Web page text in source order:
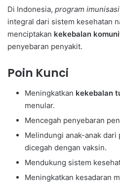
Di Indonesia, program imunisasi
integral dari sistem kesehatan
menciptakan kekebalan
penyebaran penyakit.
Poin Kunci
Meningkatkan kekebalan
menular.
Mencegah penyebaran
Melindungi anak-anak dari
dicegah dengan vaksin.
Mendukung sistem
Meningkatkan kesadaran